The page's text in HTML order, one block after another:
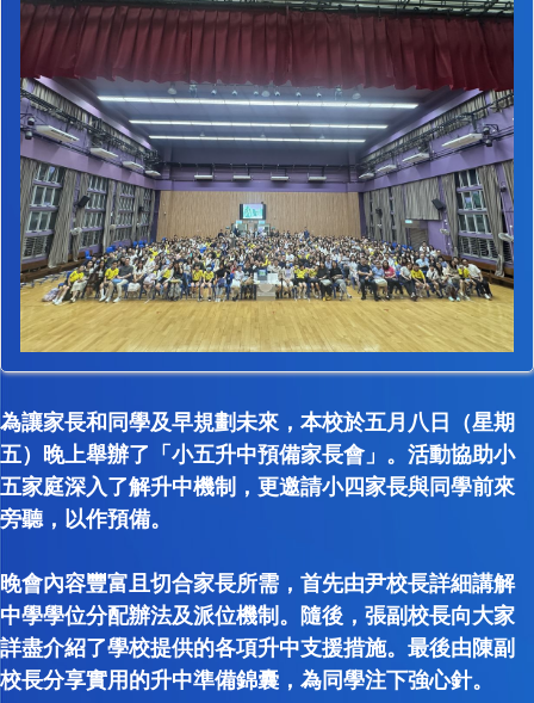
為讓家長和同學及早規劃未來，本校於五月八日（星期
五）晚上舉辦了「小五升中預備家長會」。活動協助小
五家庭深入了解升中機制，更邀請小四家長與同學前來
旁聽，以作預備。
晚會內容豐富且切合家長所需，首先由尹校長詳細講解
中學學位分配辦法及派位機制。隨後，張副校長向大家
詳盡介紹了學校提供的各項升中支援措施。最後由陳副
校長分享實用的升中準備錦囊，為同學注下強心針。